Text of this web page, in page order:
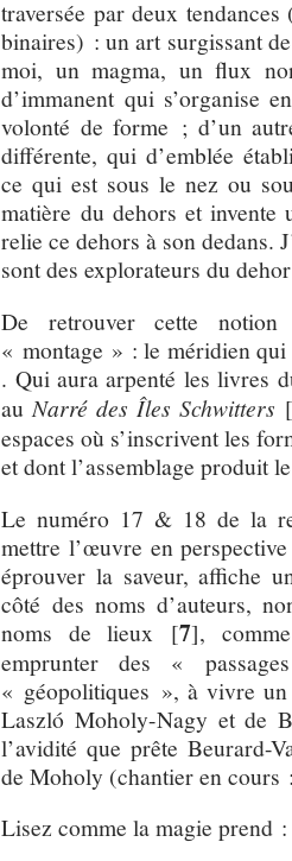
traversée par deux
binaires) : un art surgissant
moi, un magma, un flux
d’immanent qui s’organise
volonté de forme ; d’un
différente, qui d’emblée
ce qui est sous le nez ou
matière du dehors et
relie ce dehors à son dedans.
sont des explorateurs du
De retrouver cette
« montage » : le méridien
. Qui aura arpenté les livres
au Narré des Îles Schwitters
espaces où s’inscrivent les
et dont l’assemblage produit
Le numéro 17 & 18 de la
mettre l’œuvre en
éprouver la saveur, affiche
côté des noms d’auteurs,
noms de lieux [7],
emprunter des «
« géopolitiques », à vivre
Laszló Moholy-Nagy et de
l’avidité que prête Beurard-
de Moholy (chantier en
Lisez comme la magie prend :